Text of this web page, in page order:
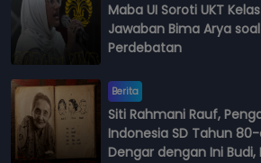
Maba UI Soroti UKT
Jawaban Bima Arya
Perdebatan
Berita
Siti Rahmani Rauf,
Indonesia SD Tahun
Dengar dengan Ini Budi,